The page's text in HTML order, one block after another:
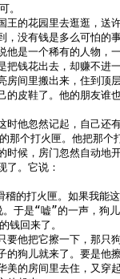
。
的花园里去逛逛，送
，没有钱是多么可怕的
他是一个稀有的人物，
把钱花出去，却赚不进
房间里搬出来，住到顶
的皮鞋了。他的朋友谁
他忽然记起，自己还
那个打火匣。他把那个
时候，房门忽然自动地
了。它说：
的打火匣。如果我能
于是“嘘”的一声，狗
钱回来了。
他把它擦一下，那只
的狗儿就来了。要是他
美的房间里去住，又穿